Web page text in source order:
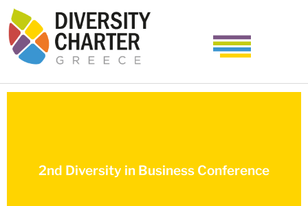
2nd Diversity in Business Conference